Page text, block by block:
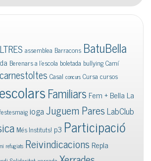
assemblea Barracons BatuBella
Berenars a l'escola boletada bullyingCamí
carnestoltes Casal concurs Cursa cursos
Familiars Fem + Bella La
iogaJuguem ParesLabClub
Més Instituts! p3 Participació
refugiats Reivindicacions Repla